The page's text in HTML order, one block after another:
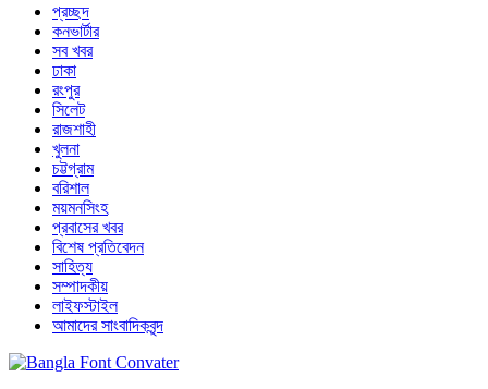
প্রচ্ছদ
কনভার্টার
সব খবর
ঢাকা
রংপুর
সিলেট
রাজশাহী
খুলনা
চট্টগ্রাম
বরিশাল
ময়মনসিংহ
প্রবাসের খবর
বিশেষ প্রতিবেদন
সাহিত্য
সম্পাদকীয়
লাইফস্টাইল
আমাদের সাংবাদিকবৃন্দ